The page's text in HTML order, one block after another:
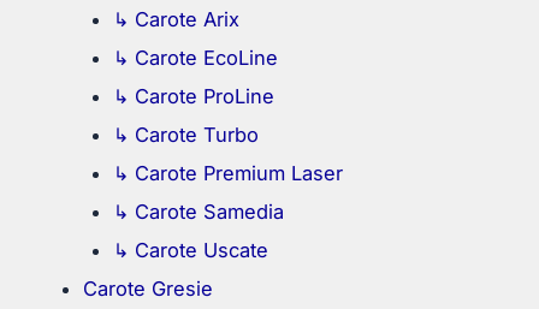
↳ Carote Arix
↳ Carote EcoLine
↳ Carote ProLine
↳ Carote Turbo
↳ Carote Premium Laser
↳ Carote Samedia
↳ Carote Uscate
Carote Gresie